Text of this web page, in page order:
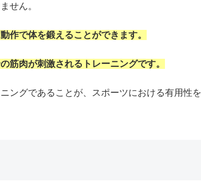
せん。
作で体を鍛えることができます。
筋肉が刺激されるトレーニングです。
ングであることが、スポーツにおける有用性を